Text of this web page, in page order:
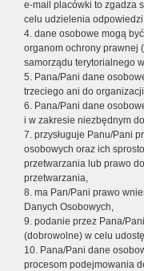
e-mail placówki to zgadza
celu udzielenia
4. dane osobowe mogą
organom ochrony prawnej
samorządu terytorialnego
5. Pana/Pani dane
trzeciego ani do
6. Pana/Pani dane
i w zakresie niezbędnym
7. przysługuje Panu/Pani
osobowych oraz ich
przetwarzania lub prawo
przetwarzania,
8. ma Pan/Pani prawo
Danych Osobowych,
9. podanie przez Pana/
(dobrowolne) w celu
10. Pana/Pani dane
procesom podejmowania